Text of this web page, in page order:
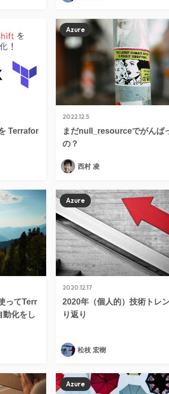
Terrafor
2022.12.5
まだnull_resourceでがんば
の？
Azure
西村 凌
ってTerr
化をし
2020.12.17
2020年（個人的）技術トレ
り返り
Azure
松枝 宏樹
Azure